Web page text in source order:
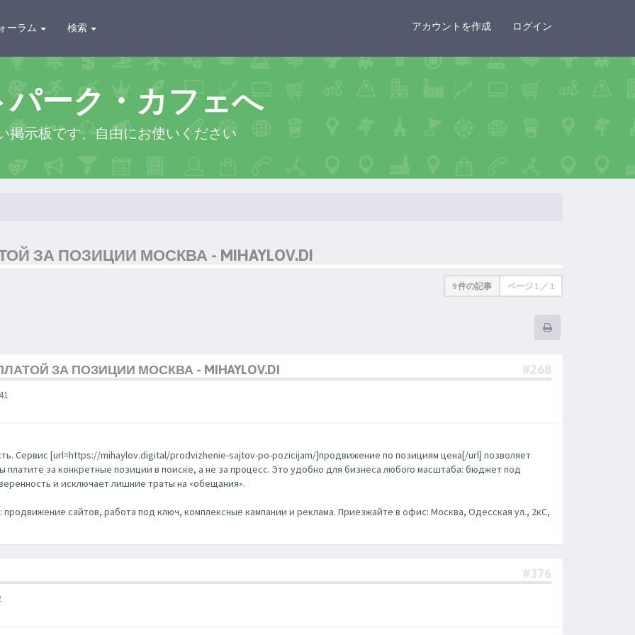
ーラム 検索 アカウントを作成 ログイン
ーク・カフェへ
掲示板です、自由にお使いください
ЗА ПОЗИЦИИ МОСКВА - MIHAYLOV.DI
9 件の記事 ページ 1 ／ 1
ЗА ПОЗИЦИИ МОСКВА - MIHAYLOV.DI #268
Сервис [url=https://mihaylov.digital/prodvizhenie-sajtov-po-pozicijam/]продвижение по позициям цена[/url] позволяет
платите за конкретные позиции в поиске, а не за процесс. Это удобно для бизнеса любого масштаба: бюджет под
и исключает лишние траты на «обещания».
продвижение сайтов, работа под ключ, комплексные кампании и реклама. Приезжайте в офис: Москва, Одесская ул., 2кС,
#376